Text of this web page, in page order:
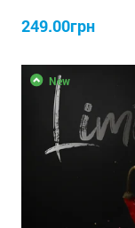
249.00грн
New